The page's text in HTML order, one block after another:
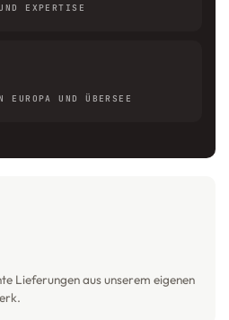
EXPERTISE
EUROPA UND ÜBERSEE
Lieferungen aus unserem eigenen